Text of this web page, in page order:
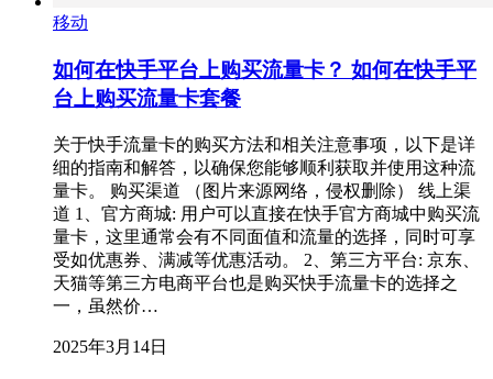
移动
如何在快手平台上购买流量卡？ 如何在快手平
台上购买流量卡套餐
关于快手流量卡的购买方法和相关注意事项，以下是详
细的指南和解答，以确保您能够顺利获取并使用这种流
量卡。 购买渠道 （图片来源网络，侵权删除） 线上渠
道 1、官方商城: 用户可以直接在快手官方商城中购买流
量卡，这里通常会有不同面值和流量的选择，同时可享
受如优惠券、满减等优惠活动。 2、第三方平台: 京东、
天猫等第三方电商平台也是购买快手流量卡的选择之
一，虽然价…
2025年3月14日